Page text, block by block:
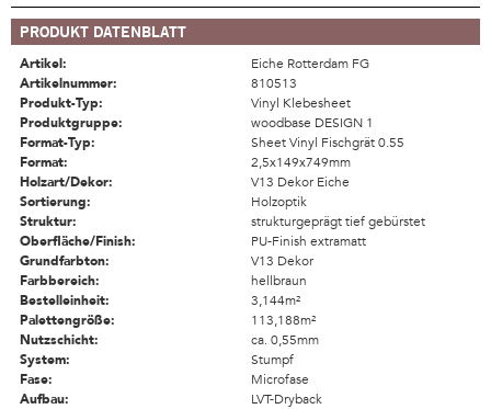
PRODUKT DATENBLATT
Artikel:
Eiche Rotterdam FG
Artikelnummer:
810513
Produkt-Typ:
Vinyl Klebesheet
Produktgruppe:
woodbase DESIGN 1
Format-Typ:
Sheet Vinyl Fischgrät 0.55
Format:
2,5x149x749mm
Holzart/Dekor:
V13 Dekor Eiche
Sortierung:
Holzoptik
Struktur:
strukturgeprägt tief gebürstet
Oberfläche/Finish:
PU-Finish extramatt
Grundfarbton:
V13 Dekor
Farbbereich:
hellbraun
Bestelleinheit:
3,144m²
Palettengröße:
113,188m²
Nutzschicht:
ca. 0,55mm
System:
Stumpf
Fase:
Microfase
Aufbau:
LVT-Dryback